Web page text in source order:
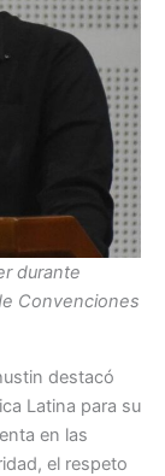
durante
Convenciones
destacó
Latina para su
en las
el respeto